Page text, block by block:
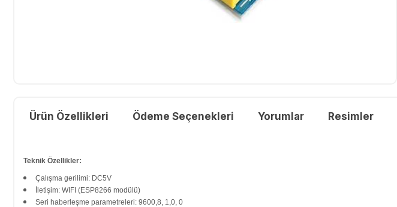
Ürün Özellikleri Ödeme Seçenekleri Yorumlar Resimler
Teknik Özellikler:
Çalışma gerilimi: DC5V
İletişim: WIFI (ESP8266 modülü)
Seri haberleşme parametreleri: 9600,8, 1,0, 0